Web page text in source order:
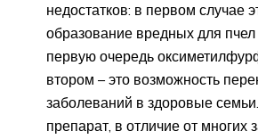
недостатков: в первом случае
образование вредных для
первую очередь
втором – это возможность
заболеваний в здоровые
препарат, в отличие от многих